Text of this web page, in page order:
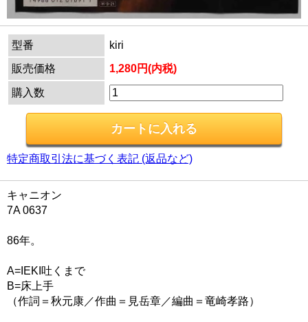
型番
kiri
販売価格
1,280円(内税)
購入数
特定商取引法に基づく表記 (返品など)
キャニオン
7A 0637
86年。
A=IEKI吐くまで
B=床上手
（作詞＝秋元康／作曲＝見岳章／編曲＝竜崎孝路）